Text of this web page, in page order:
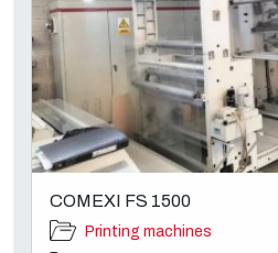
COMEXI FS 1500
Printing machines